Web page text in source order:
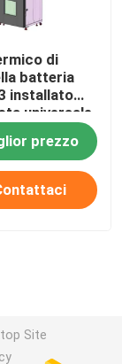
di
batteria
installato
universale
prezzo
Site